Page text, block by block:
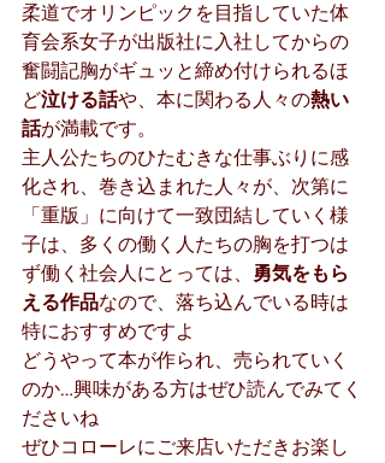
柔道でオリンピックを目指していた体
育会系女子が出版社に入社してからの
奮闘記胸がギュッと締め付けられるほ
ど泣ける話や、本に関わる人々の熱い
話が満載です。
主人公たちのひたむきな仕事ぶりに感
化され、巻き込まれた人々が、次第に
「重版」に向けて一致団結していく様
子は、多くの働く人たちの胸を打つは
ず働く社会人にとっては、
勇気をもら
える作品なので、落ち込んでいる時は
特におすすめですよ
どうやって本が作られ、売られていく
のか…興味がある方はぜひ読んでみてく
ださいね
ぜひコローレにご来店いただきお楽し